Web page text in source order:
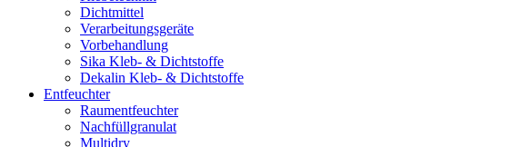
Dichtmittel
Verarbeitungsgeräte
Vorbehandlung
Sika Kleb- & Dichtstoffe
Dekalin Kleb- & Dichtstoffe
Entfeuchter
Raumentfeuchter
Nachfüllgranulat
Multidry